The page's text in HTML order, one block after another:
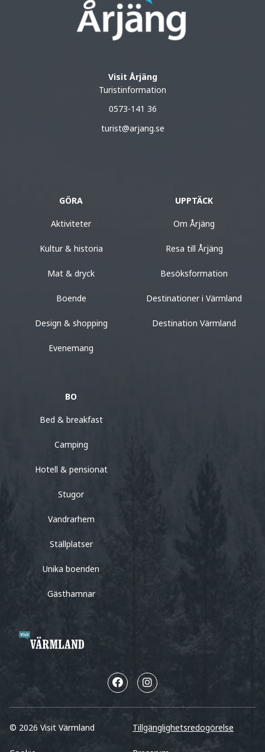
Visit Årjäng
Turistinformation
0573-141 36
turist@arjang.se
GÖRA
Aktiviteter
Kultur & historia
Mat & dryck
Boende
Design & shopping
Evenemang
UPPTÄCK
Om Årjäng
Resa till Årjäng
Besöksformation
Destinationer i Värmland
Destination Värmland
BO
Bed & breakfast
Camping
Hotell & pensionat
Stugor
Vandrarhem
Ställplatser
Unika boenden
Gästhamnar
© 2026 Visit Värmland Tillgänglighetsredogörelse